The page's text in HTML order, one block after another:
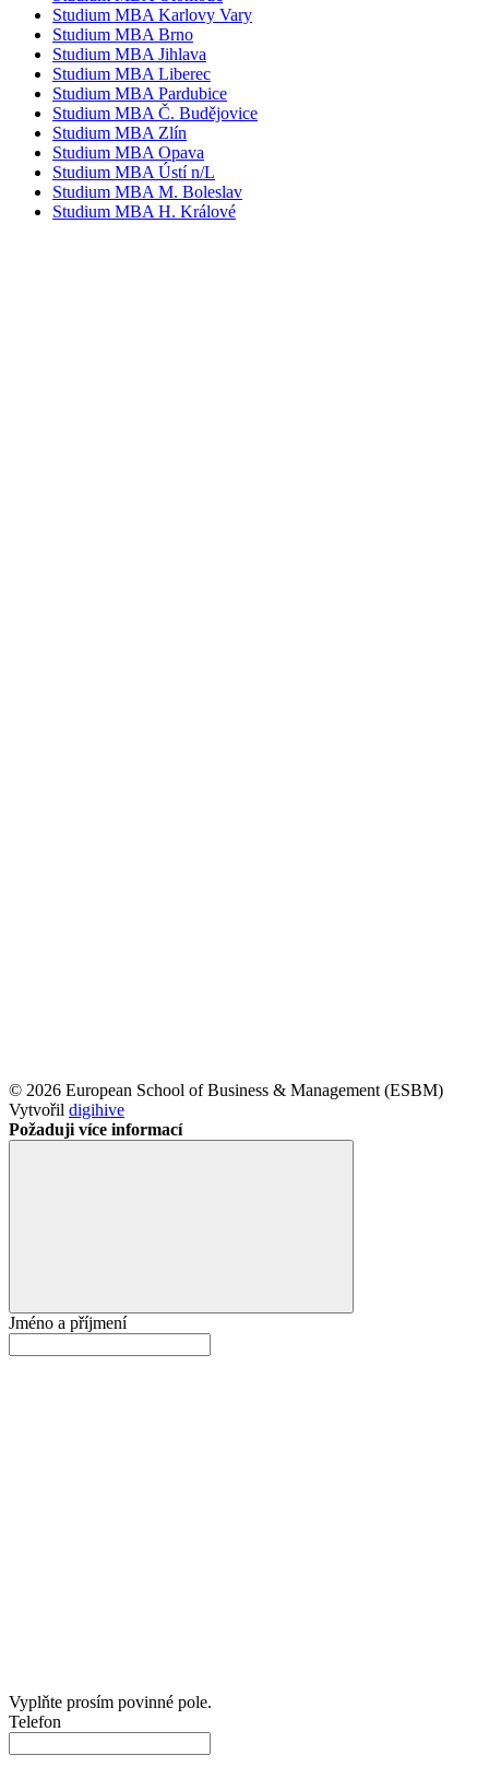
Studium MBA Karlovy Vary
Studium MBA Brno
Studium MBA Jihlava
Studium MBA Liberec
Studium MBA Pardubice
Studium MBA Č. Budějovice
Studium MBA Zlín
Studium MBA Opava
Studium MBA Ústí n/L
Studium MBA M. Boleslav
Studium MBA H. Králové
© 2026 European School of Business & Management (ESBM)
Vytvořil digihive
Požaduji více informací
Jméno a příjmení
Vyplňte prosím povinné pole.
Telefon